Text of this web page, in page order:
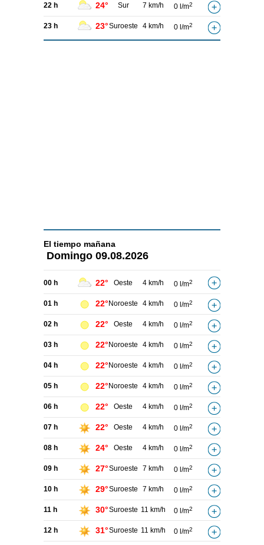
22 h 24° Sur 7 km/h 0 l/m2
23 h 23°Suroeste 4 km/h 0 l/m2
El tiempo mañana
Domingo 09.08.2026
00 h 22° Oeste 4 km/h 0 l/m2
01 h 22° Noroeste 4 km/h 0 l/m2
02 h 22° Oeste 4 km/h 0 l/m2
03 h 22° Noroeste 4 km/h 0 l/m2
04 h 22° Noroeste 4 km/h 0 l/m2
05 h 22° Noroeste 4 km/h 0 l/m2
06 h 22° Oeste 4 km/h 0 l/m2
07 h 22° Oeste 4 km/h 0 l/m2
08 h 24° Oeste 4 km/h 0 l/m2
09 h 27°Suroeste 7 km/h 0 l/m2
10 h 29°Suroeste 7 km/h 0 l/m2
11 h 30°Suroeste 11 km/h 0 l/m2
12 h 31°Suroeste 11 km/h 0 l/m2